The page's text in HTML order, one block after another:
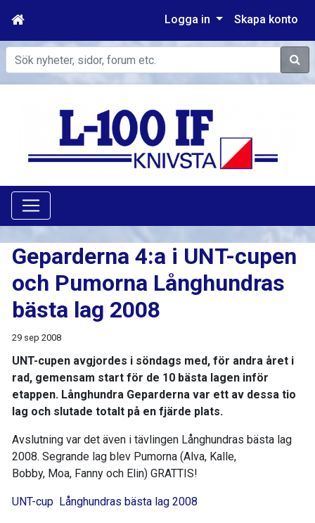
Logga in Skapa konto
Sök
Geparderna 4:a i UNT-cupen
och Pumorna Långhundras
bästa lag 2008
29 sep 2008
UNT-cupen avgjordes i söndags med, för andra året i
rad, gemensam start för de 10 bästa lagen inför
etappen. Långhundra Geparderna var ett av dessa tio
lag och slutade totalt på en fjärde plats.
Avslutning var det även i tävlingen Långhundras bästa lag
2008. Segrande lag blev Pumorna (Alva, Kalle,
Bobby, Moa, Fanny och Elin) GRATTIS!
UNT-cup Långhundras bästa lag 2008